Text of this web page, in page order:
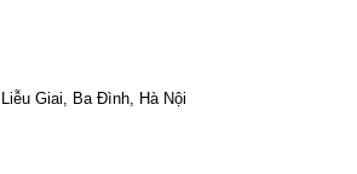
Giai, Ba Đình, Hà Nội